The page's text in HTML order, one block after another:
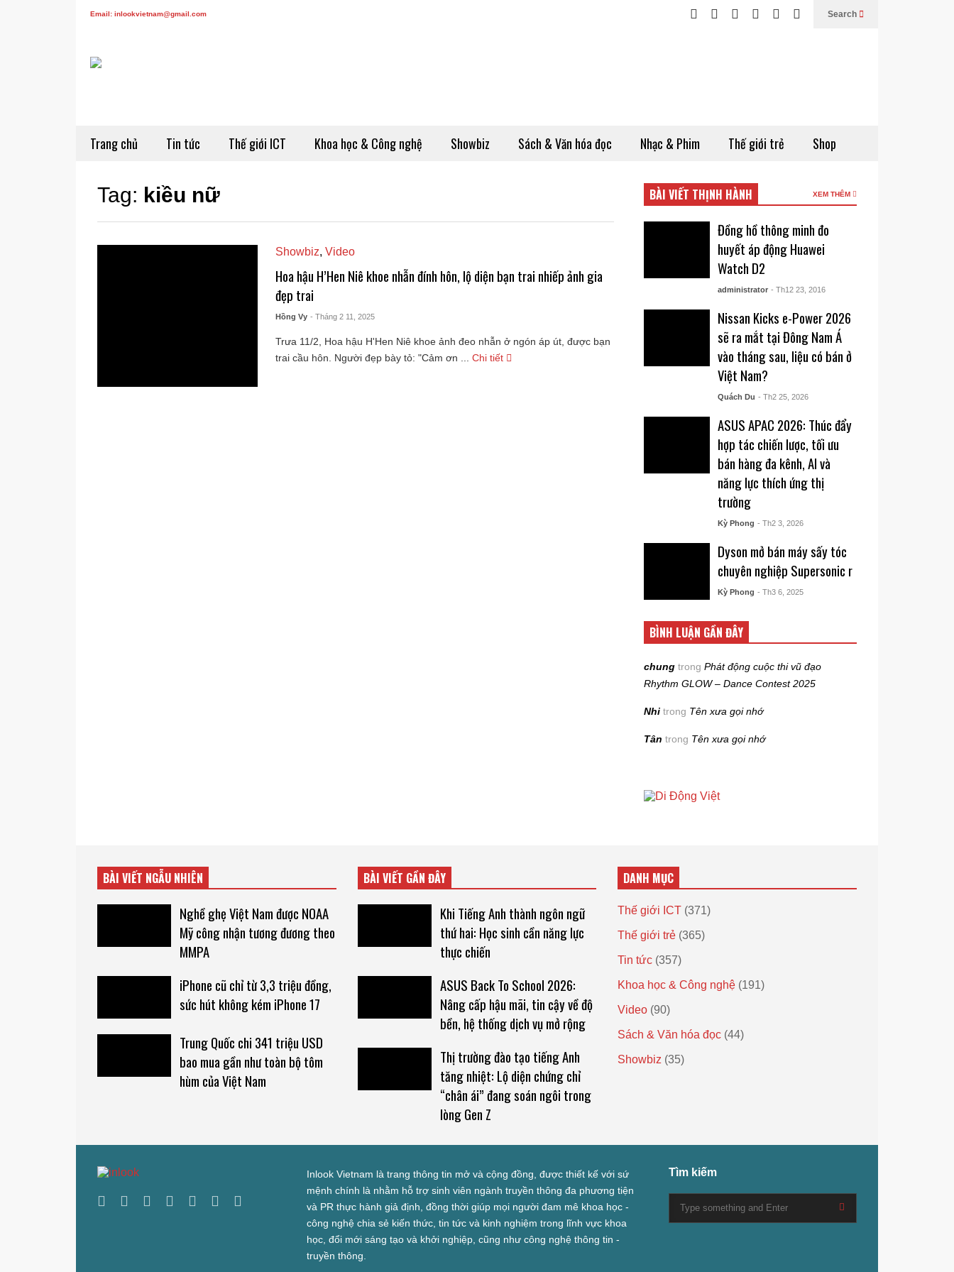
Email: inlookvietnam@gmail.com Search
Trang chủ Tin tức Thế giới ICT Khoa học & Công nghệ Showbiz Sách & Văn hóa đọc Nhạc & Phim Thế giới trẻ Shop
Tag: kiều nữ
Showbiz, Video
Hoa hậu H’Hen Niê khoe nhẫn đính hôn, lộ diện bạn trai nhiếp ảnh gia
đẹp trai
Hồng Vy - Tháng 2 11, 2025
Trưa 11/2, Hoa hậu H'Hen Niê khoe ảnh đeo nhẫn ở ngón áp út, được bạn
trai cầu hôn. Người đẹp bày tỏ: "Cảm ơn ...
Chi tiết
BÀI VIẾT THỊNH HÀNH XEM THÊM
Đồng hồ thông minh đo
huyết áp động Huawei
Watch D2
administrator - Th12 23, 2016
Nissan Kicks e-Power 2026
sẽ ra mắt tại Đông Nam Á
vào tháng sau, liệu có bán ở
Việt Nam?
Quách Du - Th2 25, 2026
ASUS APAC 2026: Thúc đẩy
hợp tác chiến lược, tối ưu
bán hàng đa kênh, AI và
năng lực thích ứng thị
trường
Kỳ Phong - Th2 3, 2026
Dyson mở bán máy sấy tóc
chuyên nghiệp Supersonic r
Kỳ Phong - Th3 6, 2025
BÌNH LUẬN GẦN ĐÂY
chung trongPhát động cuộc thi vũ đạo
Rhythm GLOW – Dance Contest 2025
Nhi trong Tên xưa gọi nhớ
Tân trong Tên xưa gọi nhớ
BÀI VIẾT NGẪU NHIÊN
Nghề ghẹ Việt Nam được NOAA
Mỹ công nhận tương đương theo
MMPA
iPhone cũ chỉ từ 3,3 triệu đồng,
sức hút không kém iPhone 17
Trung Quốc chi 341 triệu USD
bao mua gần như toàn bộ tôm
hùm của Việt Nam
BÀI VIẾT GẦN ĐÂY
Khi Tiếng Anh thành ngôn ngữ
thứ hai: Học sinh cần năng lực
thực chiến
ASUS Back To School 2026:
Nâng cấp hậu mãi, tin cậy về độ
bền, hệ thống dịch vụ mở rộng
Thị trường đào tạo tiếng Anh
tăng nhiệt: Lộ diện chứng chỉ
“chân ái” đang soán ngôi trong
lòng Gen Z
DANH MỤC
Thế giới ICT (371)
Thế giới trẻ (365)
Tin tức (357)
Khoa học & Công nghệ (191)
Video (90)
Sách & Văn hóa đọc (44)
Showbiz (35)
Inlook Vietnam là trang thông tin mở và cộng đồng, được thiết kế với sứ
mệnh chính là nhằm hỗ trợ sinh viên ngành truyền thông đa phương tiện
và PR thực hành giả định, đồng thời giúp mọi người đam mê khoa học -
công nghệ chia sẻ kiến thức, tin tức và kinh nghiệm trong lĩnh vực khoa
học, đổi mới sáng tạo và khởi nghiệp, cũng như công nghệ thông tin -
truyền thông.
Tìm kiếm